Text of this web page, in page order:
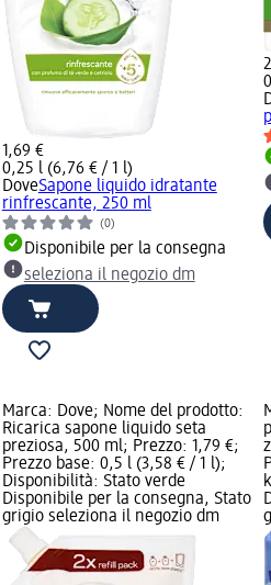
1,69 €
0,25 l (6,76 € / 1 l)
DoveSapone liquido idratante
rinfrescante, 250 ml
(0)
Disponibile per la consegna
seleziona il negozio dm
Marca: Dove; Nome del prodotto:
Ricarica sapone liquido seta
preziosa, 500 ml; Prezzo: 1,79 €;
Prezzo base: 0,5 l (3,58 € / 1 l);
Disponibilità: Stato verde
Disponibile per la consegna, Stato
grigio seleziona il negozio dm